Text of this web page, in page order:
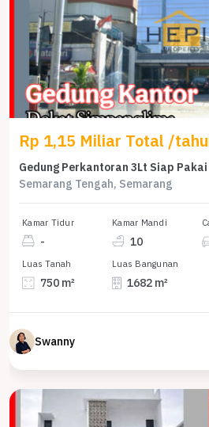
Rp 1,15 Miliar Total /
Gedung Perkantoran 3Lt Siap
Semarang Tengah, Semarang
Kamar Tidur
-
Kamar Mandi
10
Luas Tanah
750 m²
Luas Bangunan
1682 m²
Swanny